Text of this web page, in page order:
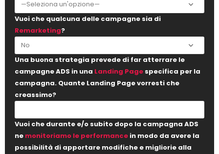
Vuoi che qualcuna delle campagne sia di
Remarketing?
Una buona strategia prevede di far atterrare le
campagne ADS in una Landing Page specifica per la
campagna. Quante Landing Page vorresti che
creassimo?
Vuoi che durante e/o subito dopo la campagna ADS
ne monitoriamo le performance in modo da avere la
possibilità di apportare modifiche e migliorie alla